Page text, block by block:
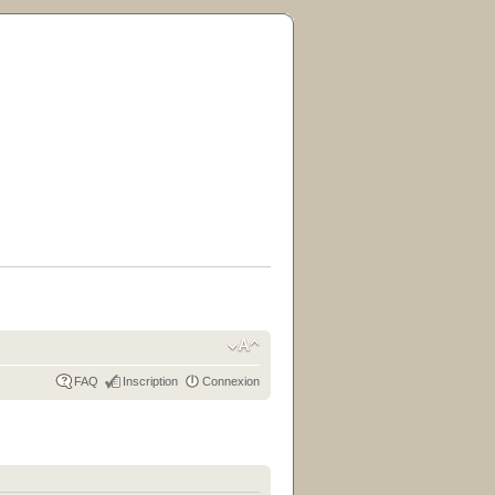
FAQ Inscription Connexion